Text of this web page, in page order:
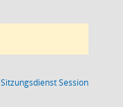
SitzungsdienstSession(Wird in